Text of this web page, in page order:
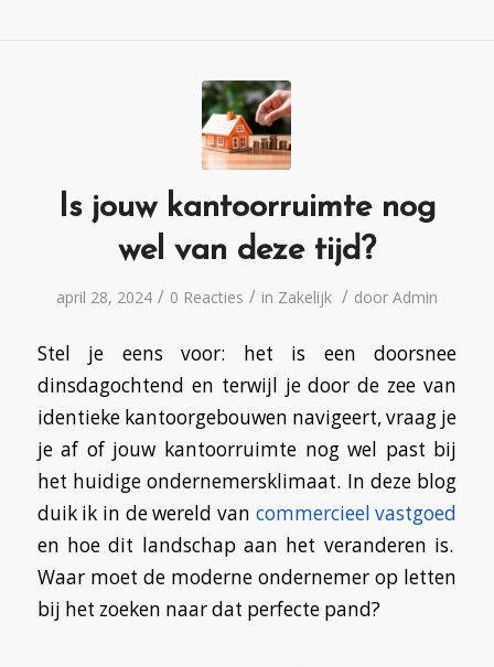
Is jouw kantoorruimte nog
wel van deze tijd?
april 28, 2024 / 0 Reacties / in Zakelijk / door Admin
Stel je eens voor: het is een doorsnee
dinsdagochtend en terwijl je door de zee van
identieke kantoorgebouwen navigeert, vraag je
je af of jouw kantoorruimte nog wel past bij
het huidige ondernemersklimaat. In deze blog
duik ik in de wereld van commercieel vastgoed
en hoe dit landschap aan het veranderen is.
Waar moet de moderne ondernemer op letten
bij het zoeken naar dat perfecte pand?